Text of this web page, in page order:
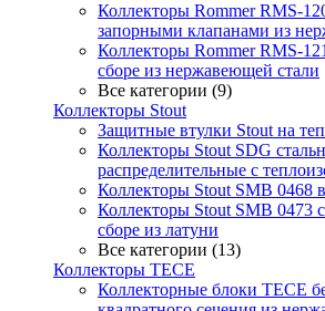
Коллекторы Rommer RMS-
запорными клапанами из
Коллекторы Rommer RMS-
сборе из нержавеющей стали
Все категории (9)
Коллекторы Stout
Защитные втулки Stout на
Коллекторы Stout SDG
распределительные с
Коллекторы Stout SMB 0468
Коллекторы Stout SMB 0473
сборе из латуни
Все категории (13)
Коллекторы TECE
Коллекторные блоки TECE